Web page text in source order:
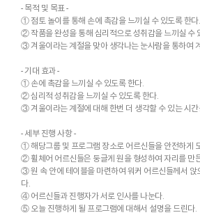
- 목적 및 목표 -
① 점토 놀이를 통해 손에 촉감을 느끼실 수 있도록 한다.
② 작품을 완성을 통해 심리적으로 성취감을 느끼실 수
③ 겨울이라는 계절을 맞아 생각나는 눈사람을 통하여
- 기대 효과 -
① 손에 촉감을 느끼실 수 있도록 한다.
② 심리적 성취감을 느끼실 수 있도록 한다.
③ 겨울이라는 계절에 대해 한번 더 생각할 수 있는 시간
- 세부 진행 사항 -
① 해당그룹 및 프로그램 장소로 어르신들을 안전하게
② 휠체어 어르신들은 둥글게 원을 형성하여 자리를 만
③ 원 속 안에 테이블을 마련하여 워커 어르신들께서 앉
다.
④ 어르신들과 진행자가 서로 인사를 나눈다.
⑤ 오늘 진행하게 될 프로그램에 대해서 설명을 드린다.